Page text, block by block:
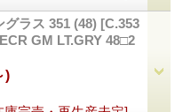
グラス 351 (48) [C.353
GM LT.GRY 48□2
)